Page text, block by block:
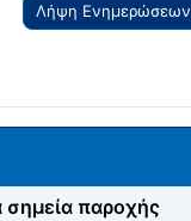
Λήψη Ενημερώσεων
παροχής